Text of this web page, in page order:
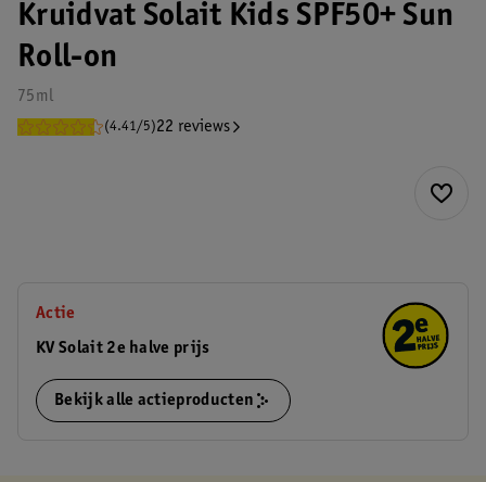
Kruidvat Solait Kids SPF50+ Sun
Roll-on
75ml
(4.41/5)22 reviews
Actie
KV Solait 2e halve prijs
Bekijk alle actieproducten